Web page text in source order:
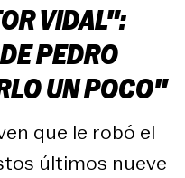
VIDAL":
PEDRO
UN POCO"
que le robó el
últimos nueve